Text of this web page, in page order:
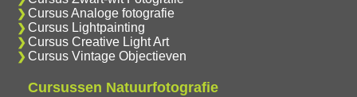
Cursus Analoge fotografie
Cursus Lightpainting
Cursus Creative Light Art
Cursus Vintage Objectieven
Cursussen Natuurfotografie